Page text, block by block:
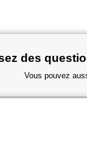
des
Vous pouvez